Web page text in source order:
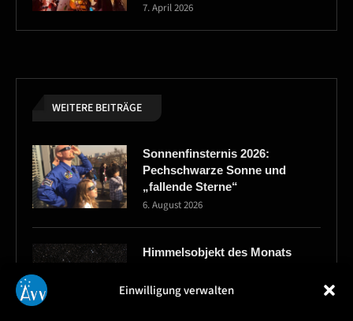
Einwilligung verwalten
7. April 2026
WEITERE BEITRÄGE
Sonnenfinsternis 2026:
Pechschwarze Sonne und
„fallende Sterne“
6. August 2026
Himmelsobjekt des Monats
6. August 2026